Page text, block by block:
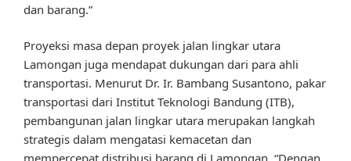
dan barang.”
Proyeksi masa depan proyek jalan lingkar utara
Lamongan juga mendapat dukungan dari para ahli
transportasi. Menurut Dr. Ir. Bambang Susantono, pakar
transportasi dari Institut Teknologi Bandung (ITB),
pembangunan jalan lingkar utara merupakan langkah
strategis dalam mengatasi kemacetan dan